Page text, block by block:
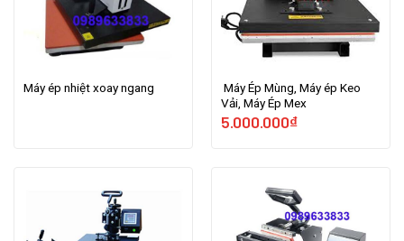
Máy ép nhiệt xoay ngang
Máy Ép Mùng, Máy ép Keo
Vải, Máy Ép Mex
5.000.000₫